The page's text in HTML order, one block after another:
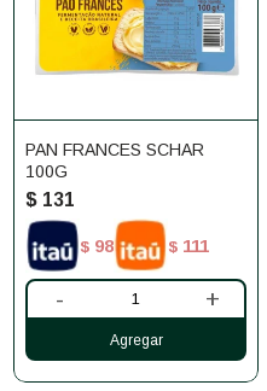
PAN FRANCES SCHAR
100G
$ 131
$ 98 $ 111
- +